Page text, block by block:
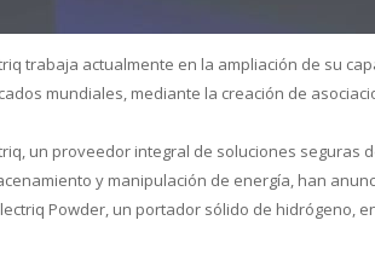
trabaja actualmente en la ampliación de su
mundiales, mediante la creación de
un proveedor integral de soluciones seguras
y manipulación de energía, han
Powder, un portador sólido de hidrógeno,